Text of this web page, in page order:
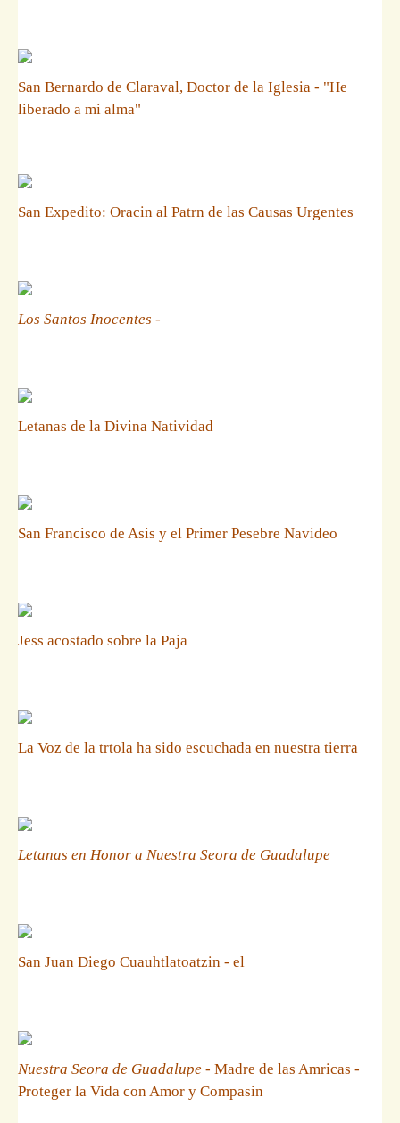
San Bernardo de Claraval, Doctor de la Iglesia - "He
liberado a mi alma"
San Expedito: Oracin al Patrn de las Causas Urgentes
Los Santos Inocentes -
Letanas de la Divina Natividad
San Francisco de Asis y el Primer Pesebre Navideo
Jess acostado sobre la Paja
La Voz de la trtola ha sido escuchada en nuestra tierra
Letanas en Honor a Nuestra Seora de Guadalupe
San Juan Diego Cuauhtlatoatzin - el
Nuestra Seora de Guadalupe - Madre de las Amricas -
Proteger la Vida con Amor y Compasin